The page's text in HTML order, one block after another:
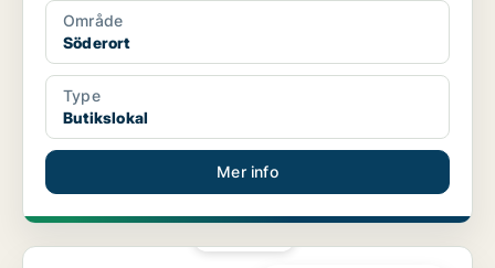
Område
Söderort
Type
Butikslokal
Mer info
Butikslokal i Västerort